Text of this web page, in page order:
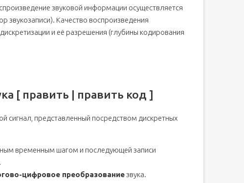
код ]
[ править | править код ]
на носитель [ править | править код ]
до воспроизведения у потребителя [ править | править
[ править | править код ]
его прохождении по полному циклу [ править | править
]
[ править | править код ]
код ]
[ править | править код ]
звуковой информации осуществляется
звукозаписи). Качество воспроизведения
и её разрешения (глубины кодирования
[ править | править код ]
сигнал, представленный посредством дискретных
временным шагом и последующей записи
цифровое преобразованиезвука.